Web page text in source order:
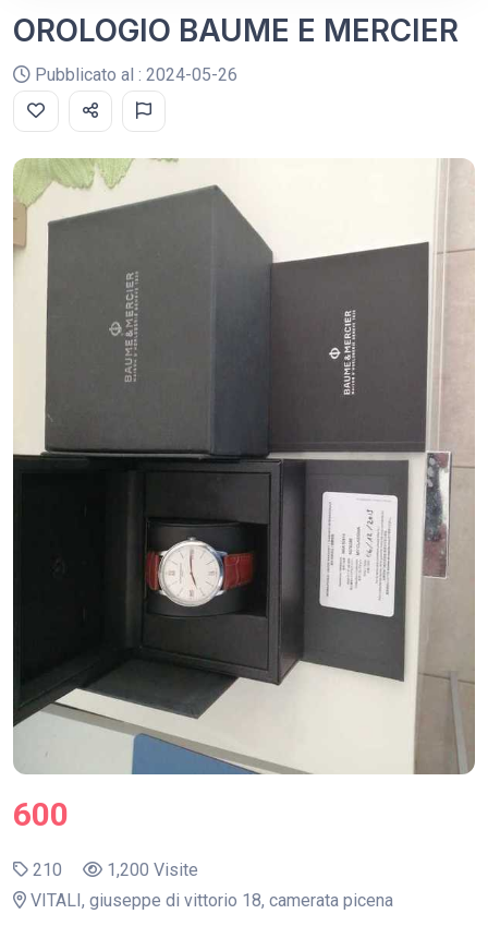
OROLOGIO BAUME E MERCIER
Pubblicato al : 2024-05-26
600
210
1,200 Visite
VITALI, giuseppe di vittorio 18, camerata picena